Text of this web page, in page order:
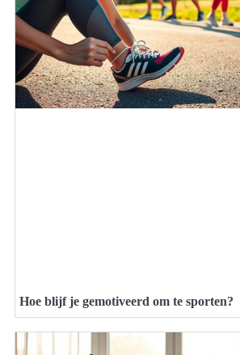
Hoe blijf je gemotiveerd om te sporten?